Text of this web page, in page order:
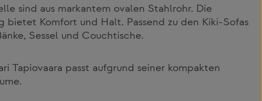
sind aus markantem ovalen Stahlrohr. Die
Komfort und Halt. Passend zu den Kiki-Sofas
Sessel und Couchtische.
Tapiovaara passt aufgrund seiner kompakten